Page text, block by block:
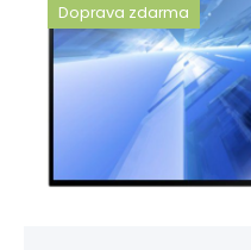
Doprava zdarma